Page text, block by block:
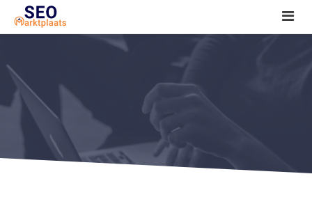
SEO tools reviews
Marketeer bij jou in de buurt?
Offerte
1. Seo voor beginners +
2. Onderzoeken +